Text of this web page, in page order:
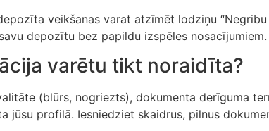
veikšanas varat atzīmēt lodziņu
depozītu bez papildu izspēles nosacījumiem.
varētu tikt noraidīta?
(blūrs, nogriezts), dokumenta derīguma
jūsu profilā. Iesniedziet skaidrus, pilnus